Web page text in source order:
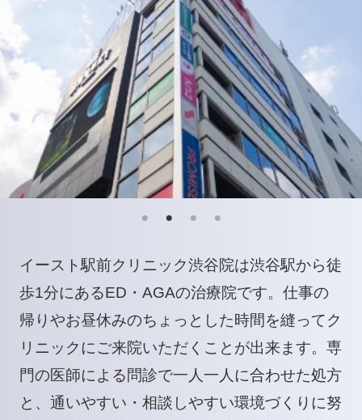
イースト駅前クリニック渋谷院は渋谷駅から徒
歩1分にあるED・AGAの治療院です。仕事の
帰りやお昼休みのちょっとした時間を縫ってク
リニックにご来院いただくことが出来ます。専
門の医師による問診で一人一人に合わせた処方
と、通いやすい・相談しやすい環境づくりに努